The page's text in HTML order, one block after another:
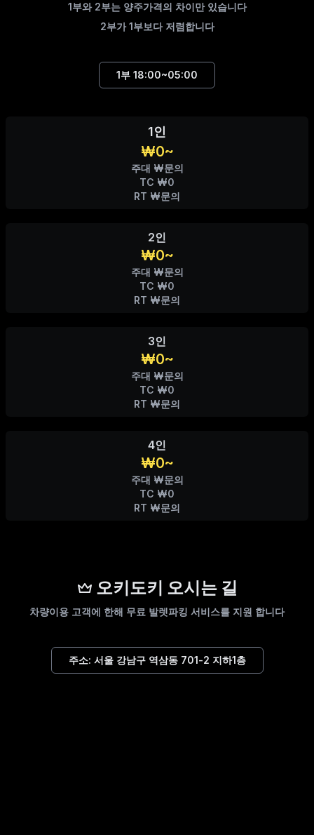
1부와 2부는 양주가격의 차이만 있습니다
2부가 1부보다 저렴합니다
1부 18:00~05:00
1인
₩0~
주대 ₩문의
TC ₩0
RT ₩문의
2인
₩0~
주대 ₩문의
TC ₩0
RT ₩문의
3인
₩0~
주대 ₩문의
TC ₩0
RT ₩문의
4인
₩0~
주대 ₩문의
TC ₩0
RT ₩문의
오키도키 오시는 길
차량이용 고객에 한해 무료 발렛파킹 서비스를 지원 합니다
주소: 서울 강남구 역삼동 701-2 지하1층